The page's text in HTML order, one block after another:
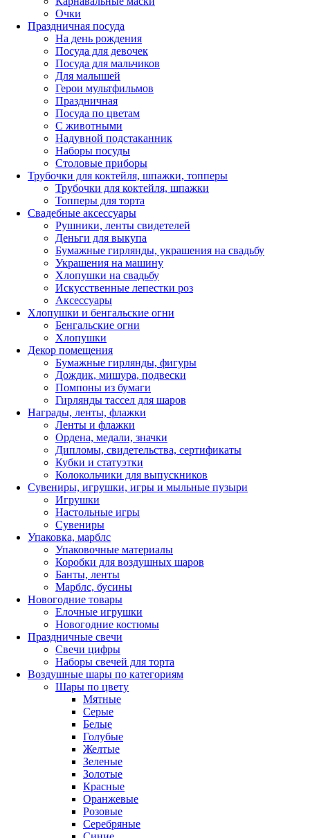
Очки
Праздничная посуда
На день рождения
Посуда для девочек
Посуда для мальчиков
Для малышей
Герои мультфильмов
Праздничная
Посуда по цветам
С животными
Надувной подстаканник
Наборы посуды
Столовые приборы
Трубочки для коктейля, шпажки, топперы
Трубочки для коктейля, шпажки
Топперы для торта
Свадебные аксессуары
Рушники, ленты свидетелей
Деньги для выкупа
Бумажные гирлянды, украшения на свадьбу
Украшения на машину
Хлопушки на свадьбу
Искусственные лепестки роз
Аксессуары
Хлопушки и бенгальские огни
Бенгальские огни
Хлопушки
Декор помещения
Бумажные гирлянды, фигуры
Дождик, мишура, подвески
Помпоны из бумаги
Гирлянды тассел для шаров
Награды, ленты, флажки
Ленты и флажки
Ордена, медали, значки
Дипломы, свидетельства, сертификаты
Кубки и статуэтки
Колокольчики для выпускников
Сувениры, игрушки, игры и мыльные пузыри
Игрушки
Настольные игры
Сувениры
Упаковка, марблс
Упаковочные материалы
Коробки для воздушных шаров
Банты, ленты
Марблс, бусины
Новогодние товары
Елочные игрушки
Новогодние костюмы
Праздничные свечи
Свечи цифры
Наборы свечей для торта
Воздушные шары по категориям
Шары по цвету
Мятные
Серые
Белые
Голубые
Желтые
Зеленые
Золотые
Красные
Оранжевые
Розовые
Серебряные